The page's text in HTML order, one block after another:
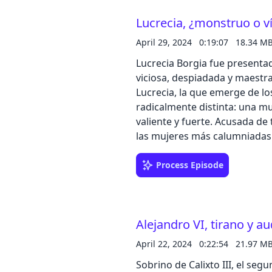
podcast@zinetmedia.es Comparte nuestro podcast en tus redes sociales,
puedes realizar una valoración
Gonzalo Pulido Dirección,
Contacto de publicidad en
Lucrecia, ¿monstruo o
April 29, 2024 0:19:07 18.34
Lucrecia Borgia fue
viciosa, despiadada y maestra en venenos. La
Lucrecia, la que emerge de
radicalmente distinta: una
valiente y fuerte. Acusada de todo tipo de atrocidades, seguramente es una de
las mujeres más
empezado a hacer justicia a
distinta a la de su leyenda negra. Ni ninfómana ni envenenadora ni
simplemente fue la hija de
envidiados Borgia. Escucha la historia completa en el podcast. Déjanos tu
comentario en Ivoox o Spotify, o
nuestro podcast en tus
estrellas en Apple Podcast o Spotify. Texto: Sandra
Process Episode
Alejandro VI, tirano y
April 22, 2024 0:22:54 21.97
Sobrino de Calixto III, el